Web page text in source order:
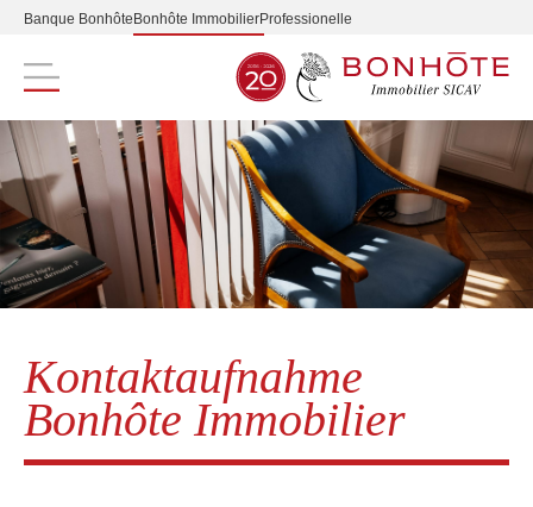
Banque Bonhôte Bonhôte ImmobilierProfessionelle
Navigation principale
Kontaktaufnahme
Bonhôte Immobilier